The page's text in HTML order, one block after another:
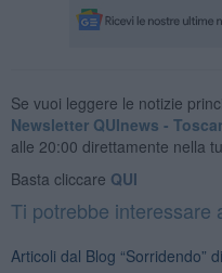
Se vuoi leggere le notizie
Newsletter QUInews -
alle 20:00 direttamente nella
Basta cliccare QUI
Ti potrebbe interessare
Articoli dal Blog “Sorridendo”